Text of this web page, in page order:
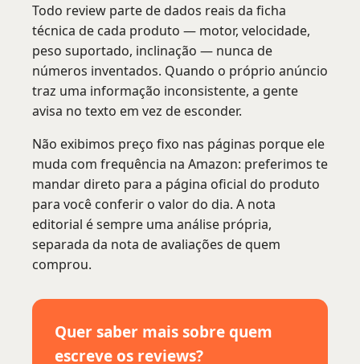
Todo review parte de dados reais da ficha
técnica de cada produto — motor, velocidade,
peso suportado, inclinação — nunca de
números inventados. Quando o próprio anúncio
traz uma informação inconsistente, a gente
avisa no texto em vez de esconder.
Não exibimos preço fixo nas páginas porque ele
muda com frequência na Amazon: preferimos te
mandar direto para a página oficial do produto
para você conferir o valor do dia. A nota
editorial é sempre uma análise própria,
separada da nota de avaliações de quem
comprou.
Quer saber mais sobre quem
escreve os reviews?